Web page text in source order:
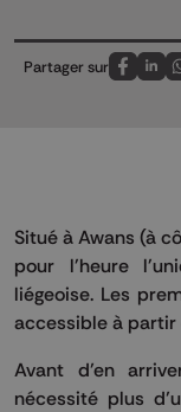
Partager sur
Situé à Awans (à
pour l'heure
liégeoise. Les
accessible à partir
Avant d’en
nécessité plus